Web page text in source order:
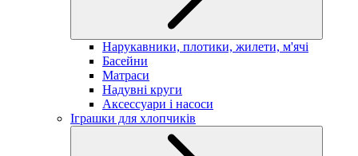
Нарукавники, плотики, жилети, м'ячі
Басейни
Матраси
Надувні круги
Аксессуари і насоси
Іграшки для хлопчиків